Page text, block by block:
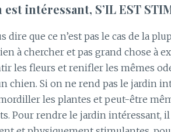
intéressant, S’IL EST
dire que ce n’est pas le cas de la
à chercher et pas grand chose à
les fleurs et renifler les mêmes
chien. Si on ne rend pas le jardin
les plantes et peut-être
Pour rendre le jardin intéressant,